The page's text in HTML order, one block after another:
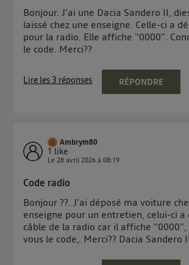
Bonjour. J'ai une Dacia Sandero II,
laissé chez une enseigne. Celle-ci a
pour la radio. Elle affiche "0000".
le code. Merci??
Lire les 3 réponses RÉPONDRE
Ambrym80
1like
Le28 avril 2026 à08:19
Code radio
Bonjour ??. J'ai déposé ma voiture
enseigne pour un entretien, celui-ci a
câble de la radio car il affiche "0000",
vous le code,. Merci?? Dacia Sandero